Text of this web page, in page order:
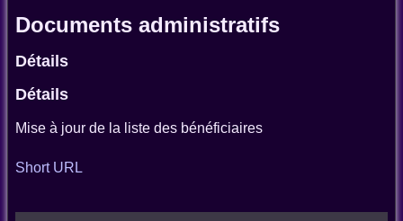
Documents administratifs
Détails
Détails
Mise à jour de la liste des bénéficiaires
Short URL